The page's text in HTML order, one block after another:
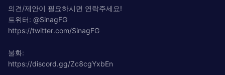
의견/제안이 필요하시면 연락주세요!
트위터: @SinagFG
https://twitter.com/SinagFG
불화:
https://discord.gg/Zc8cgYxbEn